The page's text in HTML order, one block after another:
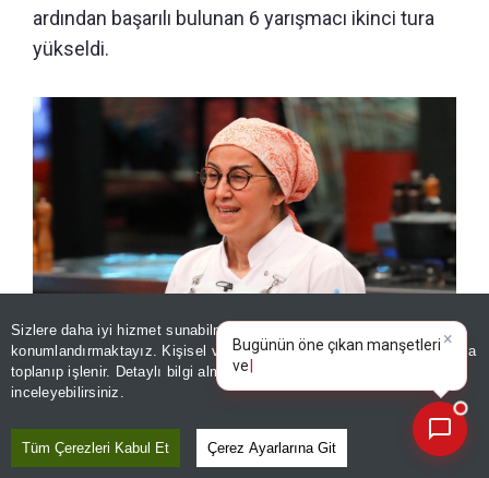
Sizlere daha iyi hizmet sunabilmek adına sitemizde
konumlandırmaktayız. Kişisel verileriniz, KVKK ve GDPR kapsamında
toplanıp işlenir. Detaylı bilgi almak için
inceleyebilirsiniz.
Tüm Çerezleri Kabul Et Çerez Ayarlarına Git
ardından başarılı bulunan 6 yarışmacı ikinci tura
yükseldi.
Ağustos 2026)
×
Bugünün öne çıkan manşetleri
ve gelişmeleri neler?